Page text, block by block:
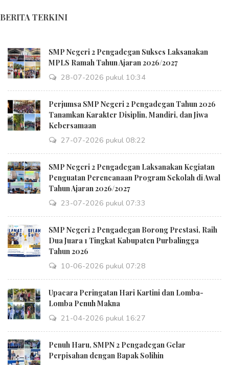
BERITA TERKINI
SMP Negeri 2 Pengadegan Sukses Laksanakan
MPLS Ramah Tahun Ajaran 2026/2027
28-07-2026 pukul 10:34
Perjumsa SMP Negeri 2 Pengadegan Tahun 2026
Tanamkan Karakter Disiplin, Mandiri, dan Jiwa
Kebersamaan
27-07-2026 pukul 08:22
SMP Negeri 2 Pengadegan Laksanakan Kegiatan
Penguatan Perencanaan Program Sekolah di Awal
Tahun Ajaran 2026/2027
23-07-2026 pukul 07:33
SMP Negeri 2 Pengadegan Borong Prestasi, Raih
Dua Juara 1 Tingkat Kabupaten Purbalingga
Tahun 2026
10-06-2026 pukul 07:28
Upacara Peringatan Hari Kartini dan Lomba-
Lomba Penuh Makna
21-04-2026 pukul 16:27
Penuh Haru, SMPN 2 Pengadegan Gelar
Perpisahan dengan Bapak Solihin